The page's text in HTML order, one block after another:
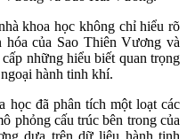
khoa học không chỉ hiểu rõ
của Sao Thiên Vương và
những hiểu biết quan trọng
hành tinh khí.
học đã phân tích một loạt các
phỏng cấu trúc bên trong của
dựa trên dữ liệu hành tinh